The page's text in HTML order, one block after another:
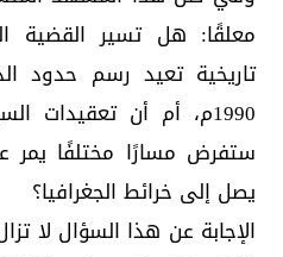
معلقًا: هل تسير القضية
تاريخية تعيد رسم حدود
1990م، أم أن تعقيدات
ستفرض مسارًا مختلفًا يمر
يصل إلى خرائط الجغرافيا؟
الإجابة عن هذا السؤال لا